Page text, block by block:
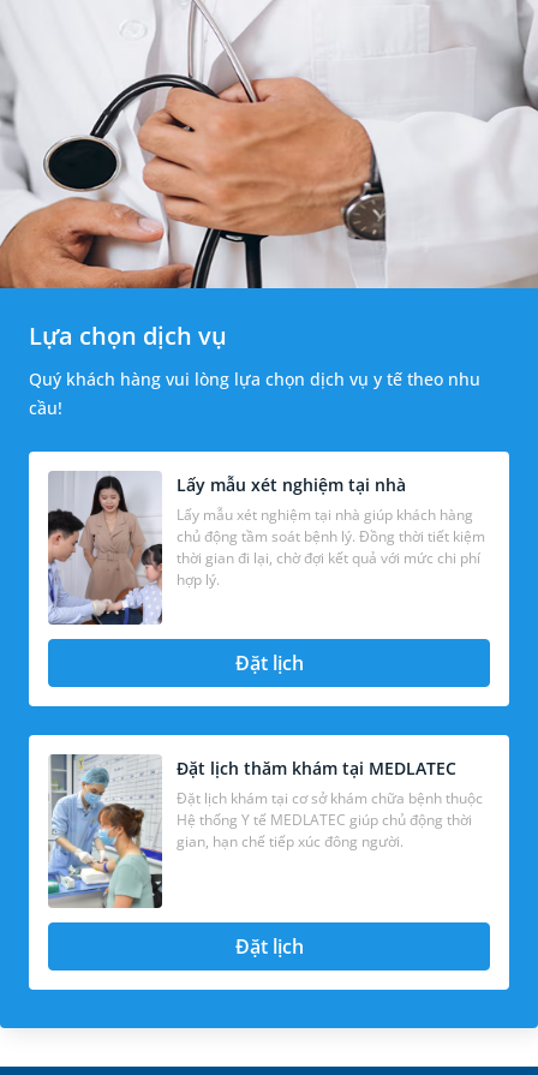
Lựa chọn dịch vụ
Quý khách hàng vui lòng lựa chọn dịch vụ y tế theo nhu
cầu!
Lấy mẫu xét nghiệm tại nhà
Lấy mẫu xét nghiệm tại nhà giúp khách hàng
chủ động tầm soát bệnh lý. Đồng thời tiết kiệm
thời gian đi lại, chờ đợi kết quả với mức chi phí
hợp lý.
Đặt lịch
Đặt lịch thăm khám tại MEDLATEC
Đặt lịch khám tại cơ sở khám chữa bệnh thuộc
Hệ thống Y tế MEDLATEC giúp chủ động thời
gian, hạn chế tiếp xúc đông người.
Đặt lịch